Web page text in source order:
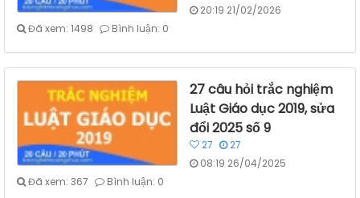
20:19 21/02/2026
Đã xem: 1498
Bình luận: 0
27 câu hỏi trắc nghiệm
Luật Giáo dục 2019, sửa
đổi 2025 số 9
27
27
08:19 26/04/2025
Đã xem: 367
Bình luận: 0